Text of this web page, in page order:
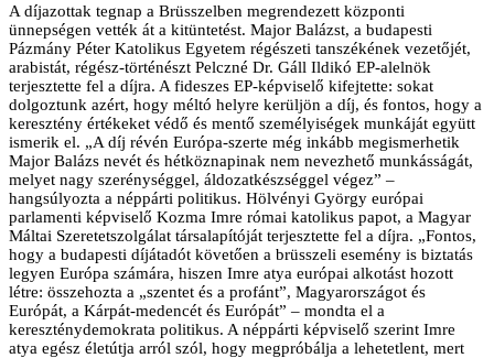
A díjazottak tegnap a Brüsszelben megrendezett központi
ünnepségen vették át a kitüntetést. Major Balázst, a budapesti
Pázmány Péter Katolikus Egyetem régészeti tanszékének vezetőjét,
arabistát, régész-történészt Pelczné Dr. Gáll Ildikó EP-alelnök
terjesztette fel a díjra. A fideszes EP-képviselő kifejtette: sokat
dolgoztunk azért, hogy méltó helyre kerüljön a díj, és fontos, hogy a
keresztény értékeket védő és mentő személyiségek munkáját együtt
ismerik el. „A díj révén Európa-szerte még inkább megismerhetik
Major Balázs nevét és hétköznapinak nem nevezhető munkásságát,
melyet nagy szerénységgel, áldozatkészséggel végez” –
hangsúlyozta a néppárti politikus. Hölvényi György európai
parlamenti képviselő Kozma Imre római katolikus papot, a Magyar
Máltai Szeretetszolgálat társalapítóját terjesztette fel a díjra. „Fontos,
hogy a budapesti díjátadót követően a brüsszeli esemény is biztatás
legyen Európa számára, hiszen Imre atya európai alkotást hozott
létre: összehozta a „szentet és a profánt”, Magyarországot és
Európát, a Kárpát-medencét és Európát” – mondta el a
kereszténydemokrata politikus. A néppárti képviselő szerint Imre
atya egész életútja arról szól, hogy megpróbálja a lehetetlent, mert